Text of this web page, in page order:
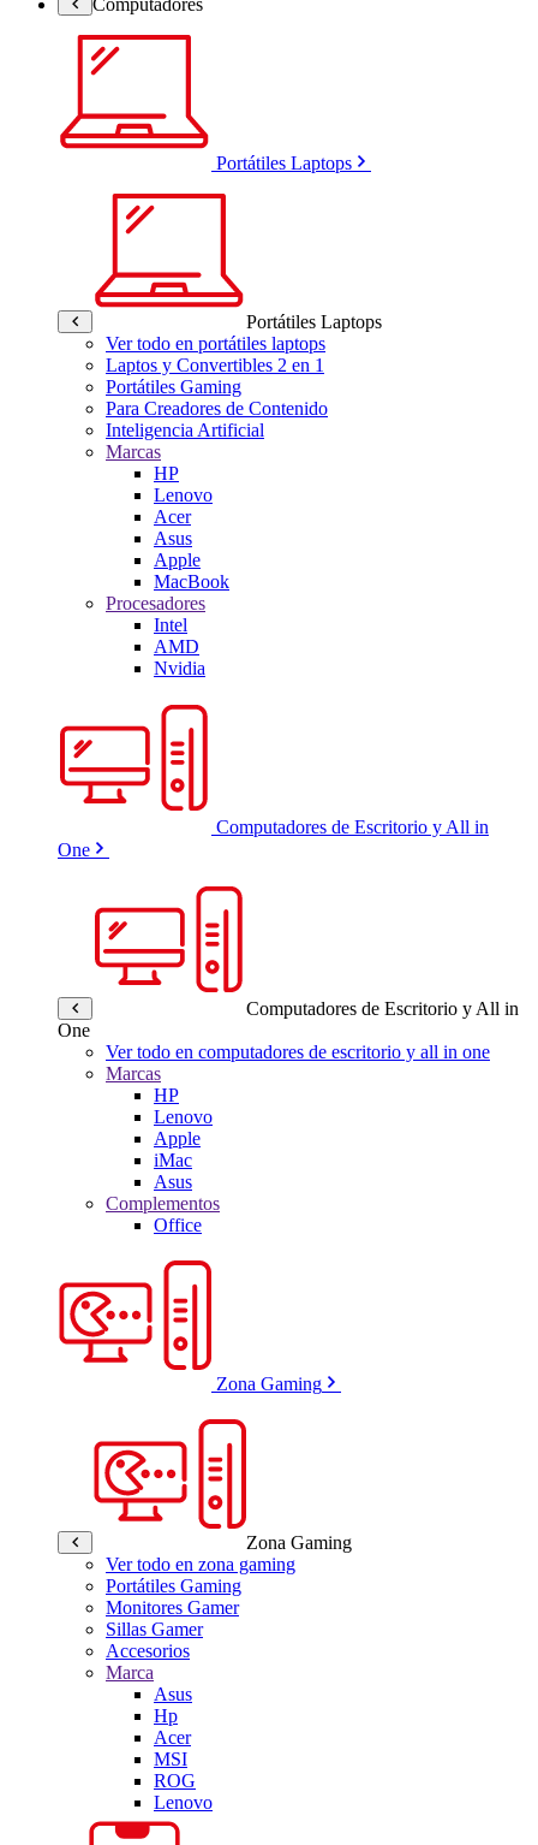
Portátiles Laptops
Portátiles Laptops
Ver todo en portátiles laptops
Laptos y Convertibles 2 en 1
Portátiles Gaming
Para Creadores de Contenido
Inteligencia Artificial
Marcas
HP
Lenovo
Acer
Asus
Apple
MacBook
Procesadores
Intel
AMD
Nvidia
Computadores de Escritorio y All in
One
Computadores de Escritorio y All in
One
Ver todo en computadores de escritorio y all in one
Marcas
HP
Lenovo
Apple
iMac
Asus
Complementos
Office
Zona Gaming
Zona Gaming
Ver todo en zona gaming
Portátiles Gaming
Monitores Gamer
Sillas Gamer
Accesorios
Marca
Asus
Hp
Acer
MSI
ROG
Lenovo